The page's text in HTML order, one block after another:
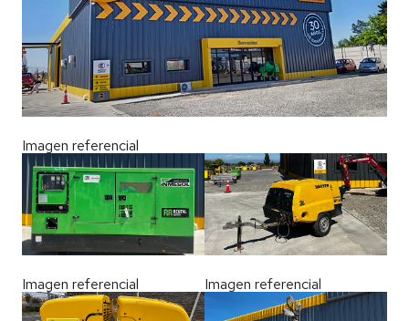
Imagen referencial
Imagen referencial Imagen referencial